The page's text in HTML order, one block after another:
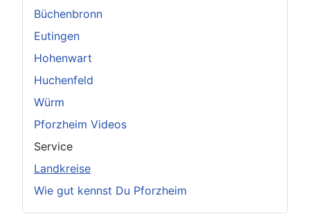
Büchenbronn
Eutingen
Hohenwart
Huchenfeld
Würm
Pforzheim Videos
Service
Landkreise
Wie gut kennst Du Pforzheim